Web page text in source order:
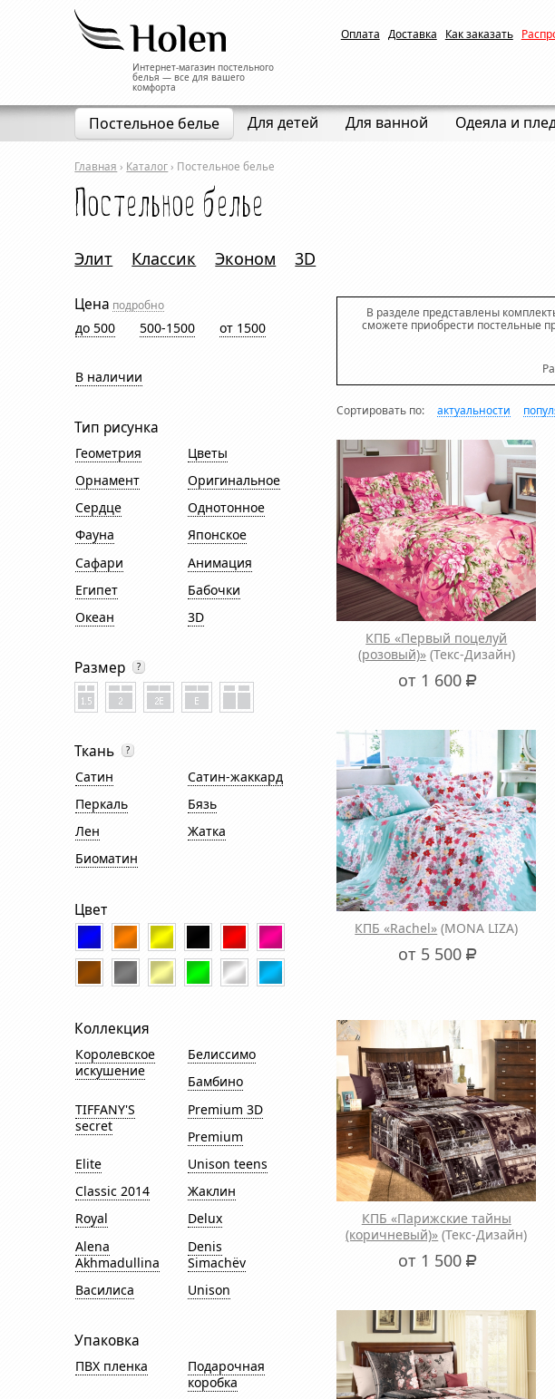
Интернет-магазин постельного
белья — все для вашего
комфорта
Оплата Доставка Как заказать
Постельное белье Для детей Для ванной Одеяла и
Главная › Каталог › Постельное белье
Постельное белье
Элит Классик Эконом 3D
Цена подробно
до 500 500-1500 от 1500
В наличии
Тип рисунка
Геометрия
Цветы
Орнамент
Оригинальное
Сердце
Однотонное
Фауна
Японское
Сафари
Анимация
Египет
Бабочки
Океан
3D
Размер ?
Ткань ?
Сатин
Cатин-жаккард
Перкаль
Бязь
Лен
Жатка
Биоматин
Цвет
Коллекция
Королевское
искушение
Белиссимо
Бамбино
TIFFANY'S
secret
Premium 3D
Premium
Elite
Unison teens
Classic 2014
Жаклин
Royal
Delux
Alena
Akhmadullina
Denis
Simachёv
Василиса
Unison
Упаковка
ПВХ пленка
Подарочная
коробка
В разделе представлены
сможете приобрести постельные
Сортировать по: актуальности
КПБ «Первый поцелуй
(розовый)» (Текс-Дизайн)
от 1 600 Р
КПБ «Rachel» (MONA LIZA)
от 5 500 Р
КПБ «Парижские тайны
(коричневый)» (Текс-Дизайн)
от 1 500 Р